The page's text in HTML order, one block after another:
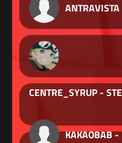
CENTRE_SYRUP -
KAKAOBAB -